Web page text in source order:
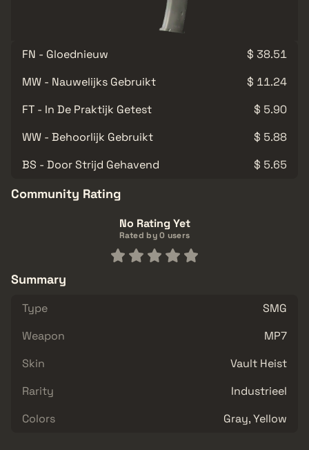
FN - Gloednieuw
$ 38.51
MW - Nauwelijks Gebruikt
$ 11.24
FT - In De Praktijk Getest
$ 5.90
WW - Behoorlijk Gebruikt
$ 5.88
BS - Door Strijd Gehavend
$ 5.65
Community Rating
No Rating Yet
Rated by 0 users
Summary
Type
SMG
Weapon
MP7
Skin
Vault Heist
Rarity
Industrieel
Colors
Gray, Yellow